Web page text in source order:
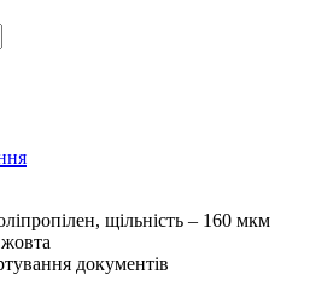
щільність – 160 мкм
документів